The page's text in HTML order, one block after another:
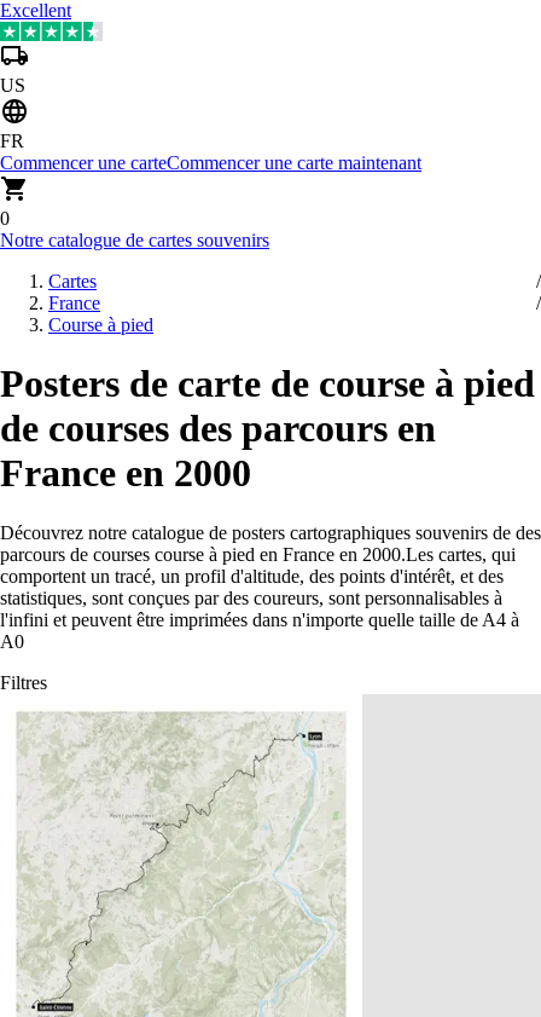
Excellent
US
FR
Commencer une carteCommencer une carte maintenant
0
Notre catalogue de cartes souvenirs
Cartes
France
Course à pied
Posters de carte de course à pied
de courses des parcours en
France en 2000
Découvrez notre catalogue de posters cartographiques souvenirs de des
parcours de courses course à pied en France en 2000.Les cartes, qui
comportent un tracé, un profil d'altitude, des points d'intérêt, et des
statistiques, sont conçues par des coureurs, sont personnalisables à
l'infini et peuvent être imprimées dans n'importe quelle taille de A4 à
A0
Filtres